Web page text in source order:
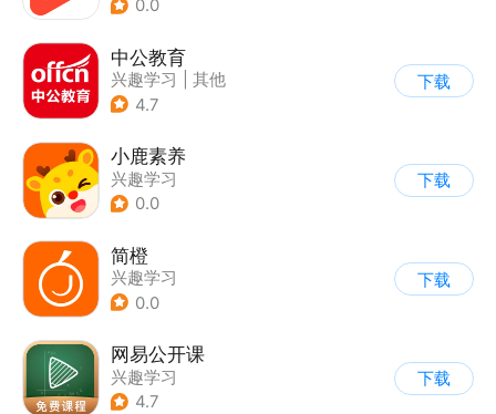
0.0
中公教育
兴趣学习
其他
4.7
下载
小鹿素养
兴趣学习
0.0
下载
简橙
兴趣学习
0.0
下载
网易公开课
兴趣学习
4.7
下载